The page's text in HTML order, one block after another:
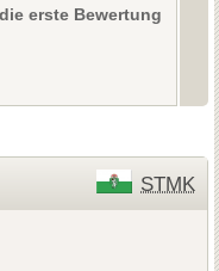
erste Bewertung
STMK